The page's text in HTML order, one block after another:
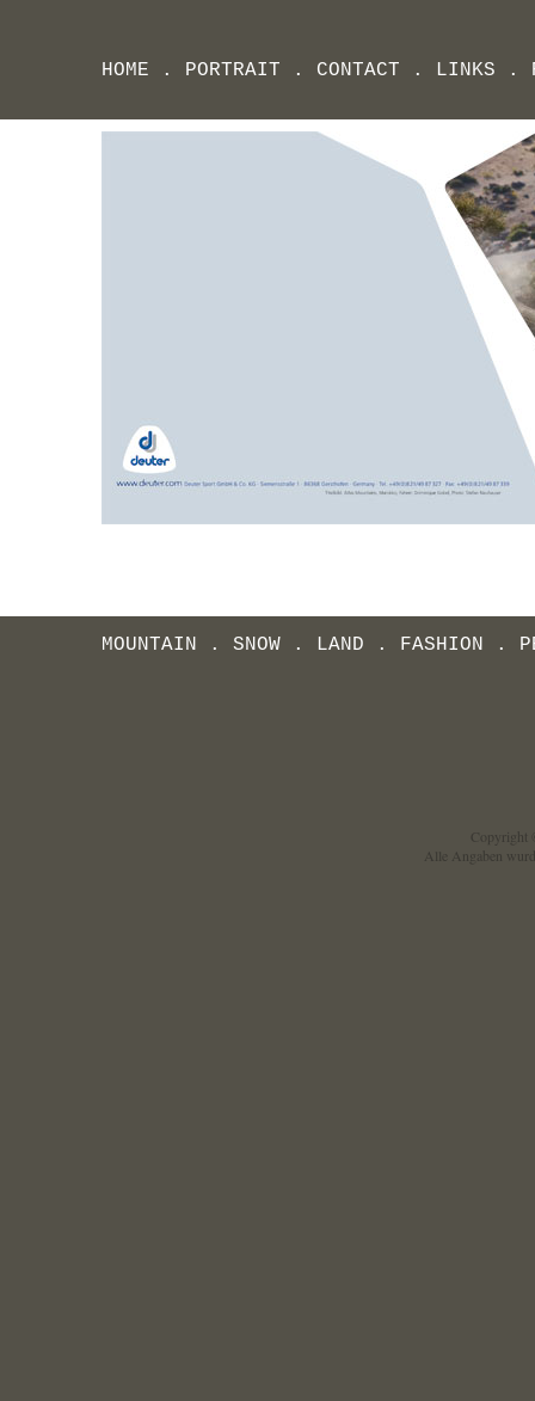
Copyright
Alle Angaben
HOME . PORTRAIT . CONTACT . LINKS .
MOUNTAIN . SNOW . LAND . FASHION .